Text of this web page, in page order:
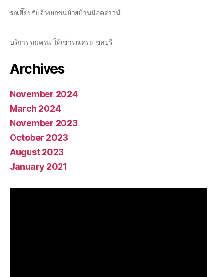
รถเฮี๊ยบรับจ้างยกขนย้ายบ้านน๊อคดาวน์
บริการรถเครน ให้เช่ารถเครน ชลบุรี
Archives
November 2024
March 2024
November 2023
October 2023
August 2023
January 2021